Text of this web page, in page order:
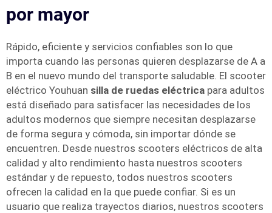
por mayor
Rápido, eficiente y servicios confiables son lo que
importa cuando las personas quieren desplazarse de A a
B en el nuevo mundo del transporte saludable. El scooter
eléctrico Youhuan silla de ruedas eléctrica para adultos
está diseñado para satisfacer las necesidades de los
adultos modernos que siempre necesitan desplazarse
de forma segura y cómoda, sin importar dónde se
encuentren. Desde nuestros scooters eléctricos de alta
calidad y alto rendimiento hasta nuestros scooters
estándar y de repuesto, todos nuestros scooters
ofrecen la calidad en la que puede confiar. Si es un
usuario que realiza trayectos diarios, nuestros scooters